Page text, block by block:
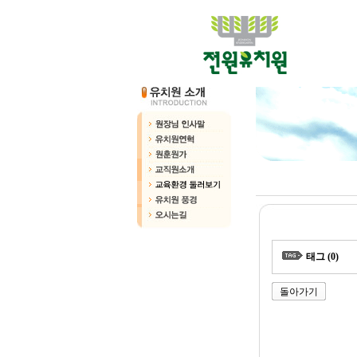
태그 (0)
돌아가기